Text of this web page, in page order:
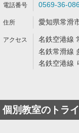
0569-36-
愛知県常滑
名鉄空港線
名鉄常滑線
名鉄空港線
個別教室のトライ